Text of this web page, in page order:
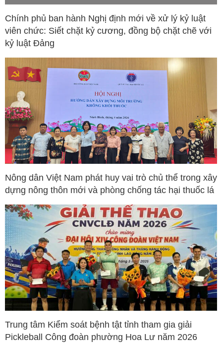
Chính phủ ban hành Nghị định mới về xử lý kỷ luật
viên chức: Siết chặt kỷ cương, đồng bộ chặt chẽ với
kỷ luật Đảng
Nông dân Việt Nam phát huy vai trò chủ thể trong xây
dựng nông thôn mới và phòng chống tác hại thuốc lá
Trung tâm Kiểm soát bệnh tật tỉnh tham gia giải
Pickleball Công đoàn phường Hoa Lư năm 2026